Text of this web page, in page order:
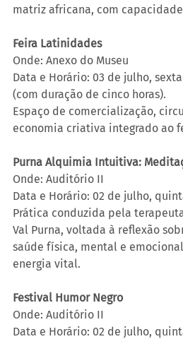
matriz africana, com
Feira Latinidades
Onde: Anexo do Museu
Data e Horário: 03 de julho,
(com duração de cinco horas).
Espaço de comercialização,
economia criativa integrado ao
Purna Alquimia Intuitiva:
Onde: Auditório II
Data e Horário: 02 de julho,
Prática conduzida pela
Val Purna, voltada à reflexão
saúde física, mental e
energia vital.
Festival Humor Negro
Onde: Auditório II
Data e Horário: 02 de julho,